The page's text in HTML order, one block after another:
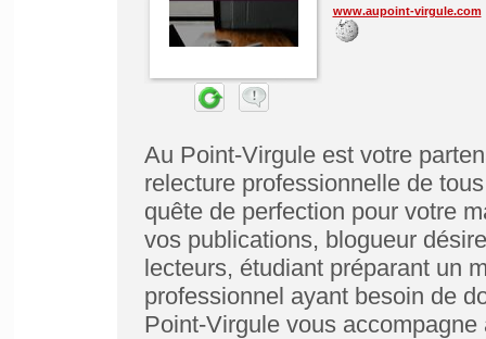
www.aupoint-virgule.com
Au Point-Virgule est votre
relecture professionnelle de
quête de perfection pour votre
vos publications, blogueur
lecteurs, étudiant préparant un
professionnel ayant besoin de
Point-Virgule vous